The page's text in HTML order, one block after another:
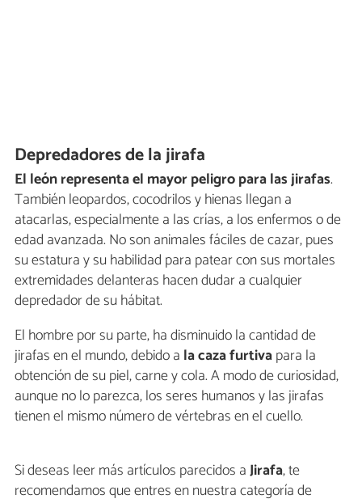
Depredadores de la jirafa
El león representa el mayor peligro para las jirafas.
También leopardos, cocodrilos y hienas llegan a
atacarlas, especialmente a las crías, a los enfermos o de
edad avanzada. No son animales fáciles de cazar, pues
su estatura y su habilidad para patear con sus mortales
extremidades delanteras hacen dudar a cualquier
depredador de su hábitat.
El hombre por su parte, ha disminuido la cantidad de
jirafas en el mundo, debido a la caza furtivapara la
obtención de su piel, carne y cola. A modo de curiosidad,
aunque no lo parezca, los seres humanos y las jirafas
tienen el mismo número de vértebras en el cuello.
Si deseas leer más artículos parecidos aJirafa, te
recomendamos que entres en nuestra categoría de